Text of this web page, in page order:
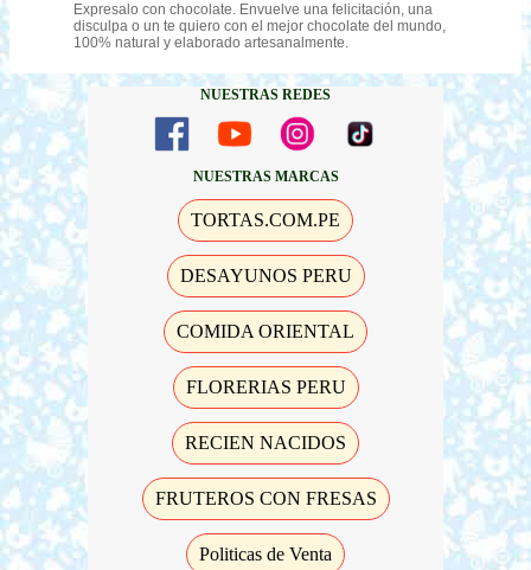
Expresalo con chocolate. Envuelve una felicitación, una
disculpa o un te quiero con el mejor chocolate del mundo,
100% natural y elaborado artesanalmente.
NUESTRAS REDES
NUESTRAS MARCAS
TORTAS.COM.PE
DESAYUNOS PERU
COMIDA ORIENTAL
FLORERIAS PERU
RECIEN NACIDOS
FRUTEROS CON FRESAS
Politicas de Venta